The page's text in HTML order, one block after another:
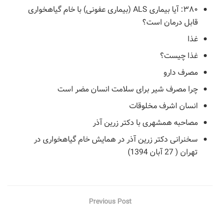
۳۸۰: آیا بیماری ALS (بیماری عفونی) با خام گیاهخواری
قابل درمان است؟
غذا
غذا چیست؟
مصرف دارو
چرا مصرف شیر برای سلامت انسان مضر است
انسان اشرف مخلوقات
مصاحبه همشهری با دکتر زرین آذر
سخنرانی دکتر زرین آذر در همایش خام گیاهخواری در
تهران ( 27 آبان 1394)
Previous Post